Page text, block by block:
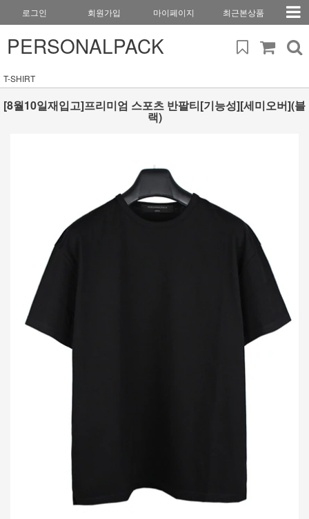
로그인 회원가입 마이페이지 최근본상품
PERSONALPACK
T-SHIRT
[8월10일재입고]프리미엄 스포츠 반팔티[기능성][세미오버](블
랙)